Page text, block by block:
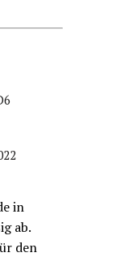
in
ab.
den